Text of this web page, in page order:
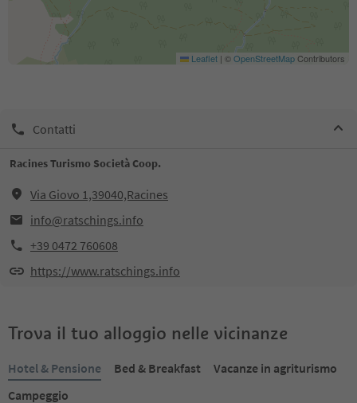
Leaflet | ©OpenStreetMapContributors
Contatti
Racines Turismo Società Coop.
Via Giovo 1,39040,Racines
info@ratschings.info
+39 0472 760608
https://www.ratschings.info
Trova il tuo alloggio nelle vicinanze
Hotel & Pensione Bed & Breakfast
Vacanze in agriturismo
Campeggio